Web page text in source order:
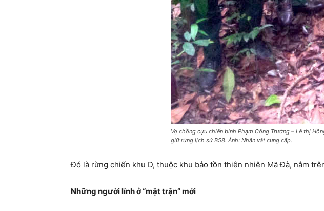
Vợ chồng cựu chiến binh Phạm Công Trường – Lê thị
giữ rừng lịch sử B58. Ảnh: Nhân vật cung cấp.
Đó là rừng chiến khu D, thuộc khu bảo tồn thiên nhiên Mã Đà, nằm
Những người lính ở “mặt trận” mới